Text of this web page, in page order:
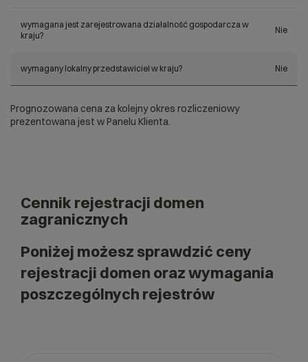
wymagana jest zarejestrowana działalność gospodarcza w
kraju?
Nie
wymagany lokalny przedstawiciel w kraju? Nie
Prognozowana cena za kolejny okres rozliczeniowy
prezentowana jest w Panelu Klienta.
Cennik rejestracji domen
zagranicznych
Poniżej możesz sprawdzić ceny
rejestracji domen oraz wymagania
poszczególnych rejestrów